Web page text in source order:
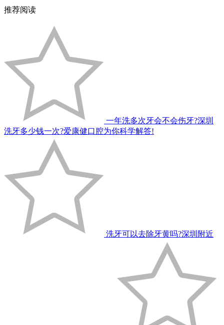
推荐阅读
一年洗多次牙会不会伤牙?深圳
洗牙多少钱一次?爱康健口腔为你科学解答!
洗牙可以去除牙黄吗?深圳附近